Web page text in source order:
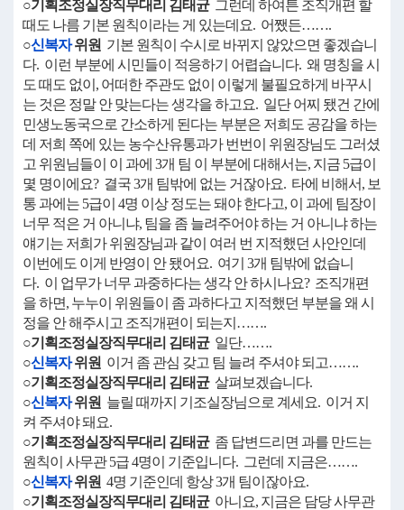
○기획조정실장직무대리 김태균그런데 하여튼 조직개편 할
때도 나름 기본 원칙이라는 게 있는데요. 어쨌든…….
○신복자위원 기본 원칙이 수시로 바뀌지 않았으면 좋겠습니
다. 이런 부분에 시민들이 적응하기 어렵습니다. 왜 명칭을 시
도 때도 없이, 어떠한 주관도 없이 이렇게 불필요하게 바꾸시
는 것은 정말 안 맞는다는 생각을 하고요. 일단 어찌 됐건 간에
민생노동국으로 간소하게 된다는 부분은 저희도 공감을 하는
데 저희 쪽에 있는 농수산유통과가 번번이 위원장님도 그러셨
고 위원님들이 이 과에 3개 팀 이 부분에 대해서는, 지금 5급이
몇 명이에요? 결국 3개 팀밖에 없는 거잖아요. 타에 비해서, 보
통 과에는 5급이 4명 이상 정도는 돼야 한다고, 이 과에 팀장이
너무 적은 거 아니냐, 팀을 좀 늘려주어야 하는 거 아니냐 하는
얘기는 저희가 위원장님과 같이 여러 번 지적했던 사안인데
이번에도 이게 반영이 안 됐어요. 여기 3개 팀밖에 없습니
다. 이 업무가 너무 과중하다는 생각 안 하시나요? 조직개편
을 하면, 누누이 위원들이 좀 과하다고 지적했던 부분을 왜 시
정을 안 해주시고 조직개편이 되는지…….
○기획조정실장직무대리 김태균일단…….
○신복자위원 이거 좀 관심 갖고 팀 늘려 주셔야 되고…….
○기획조정실장직무대리 김태균살펴보겠습니다.
○신복자위원 늘릴 때까지 기조실장님으로 계세요. 이거 지
켜 주셔야 돼요.
○기획조정실장직무대리 김태균좀 답변드리면 과를 만드는
원칙이 사무관 5급 4명이 기준입니다. 그런데 지금은…….
○신복자위원 4명 기준인데 항상 3개 팀이잖아요.
○기획조정실장직무대리 김태균아니요, 지금은 담당 사무관